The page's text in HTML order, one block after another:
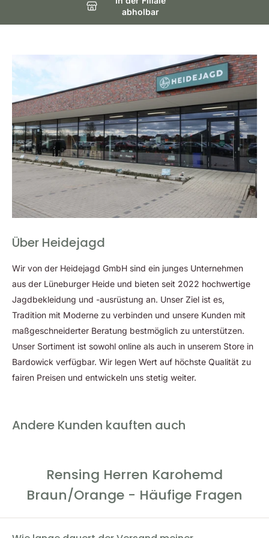
angenehm zu tragen und leicht zu pflegen. Die Stoffqualität
Vielseitige Eigenschaften
Hochwertige reine Baumwolle
Strapazierfähig
Angenehmes Gefühl auf der Haut
2 Patten-Brusttaschen mit Knopfverschluss
Edel abgesetzte Knopfleiste
Button-Down-Kragen
Abgerundeter Saum
Moderne und bequeme Passform
abholbar
Über Heidejagd
Wir von der Heidejagd GmbH sind ein junges Unternehmen
aus der Lüneburger Heide und bieten seit 2022 hochwertige
Jagdbekleidung und -ausrüstung an. Unser Ziel ist es,
Tradition mit Moderne zu verbinden und unsere Kunden mit
maßgeschneiderter Beratung bestmöglich zu unterstützen.
Unser Sortiment ist sowohl online als auch in unserem Store in
Bardowick verfügbar. Wir legen Wert auf höchste Qualität zu
fairen Preisen und entwickeln uns stetig weiter.
Andere Kunden kauften auch
Rensing Herren Karohemd
Braun/Orange - Häufige Fragen